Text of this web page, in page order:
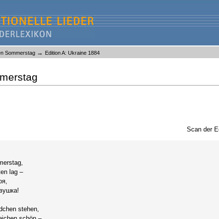
Sommerstag → Edition A: Ukraine 1884
Scan der
lag –
stehen,